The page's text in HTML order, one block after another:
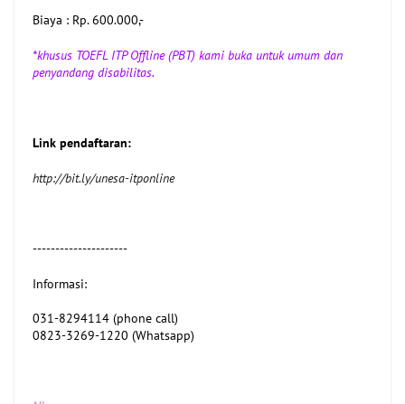
Biaya : Rp. 600.000,-
*khusus TOEFL ITP Offline (PBT) kami buka untuk umum dan
penyandang disabilitas.
Link pendaftaran:
http://bit.ly/unesa-itponline
---------------------
Informasi:
031-8294114 (phone call)
0823-3269-1220 (Whatsapp)